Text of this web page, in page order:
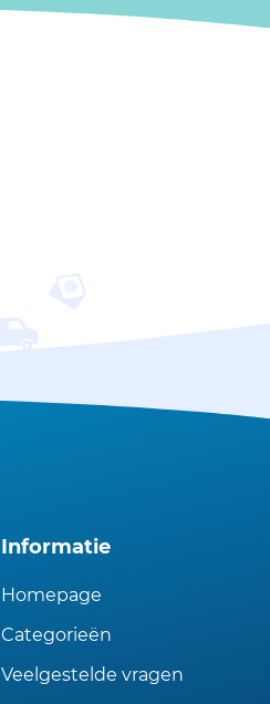
Informatie
Homepage
Categorieën
Veelgestelde vragen